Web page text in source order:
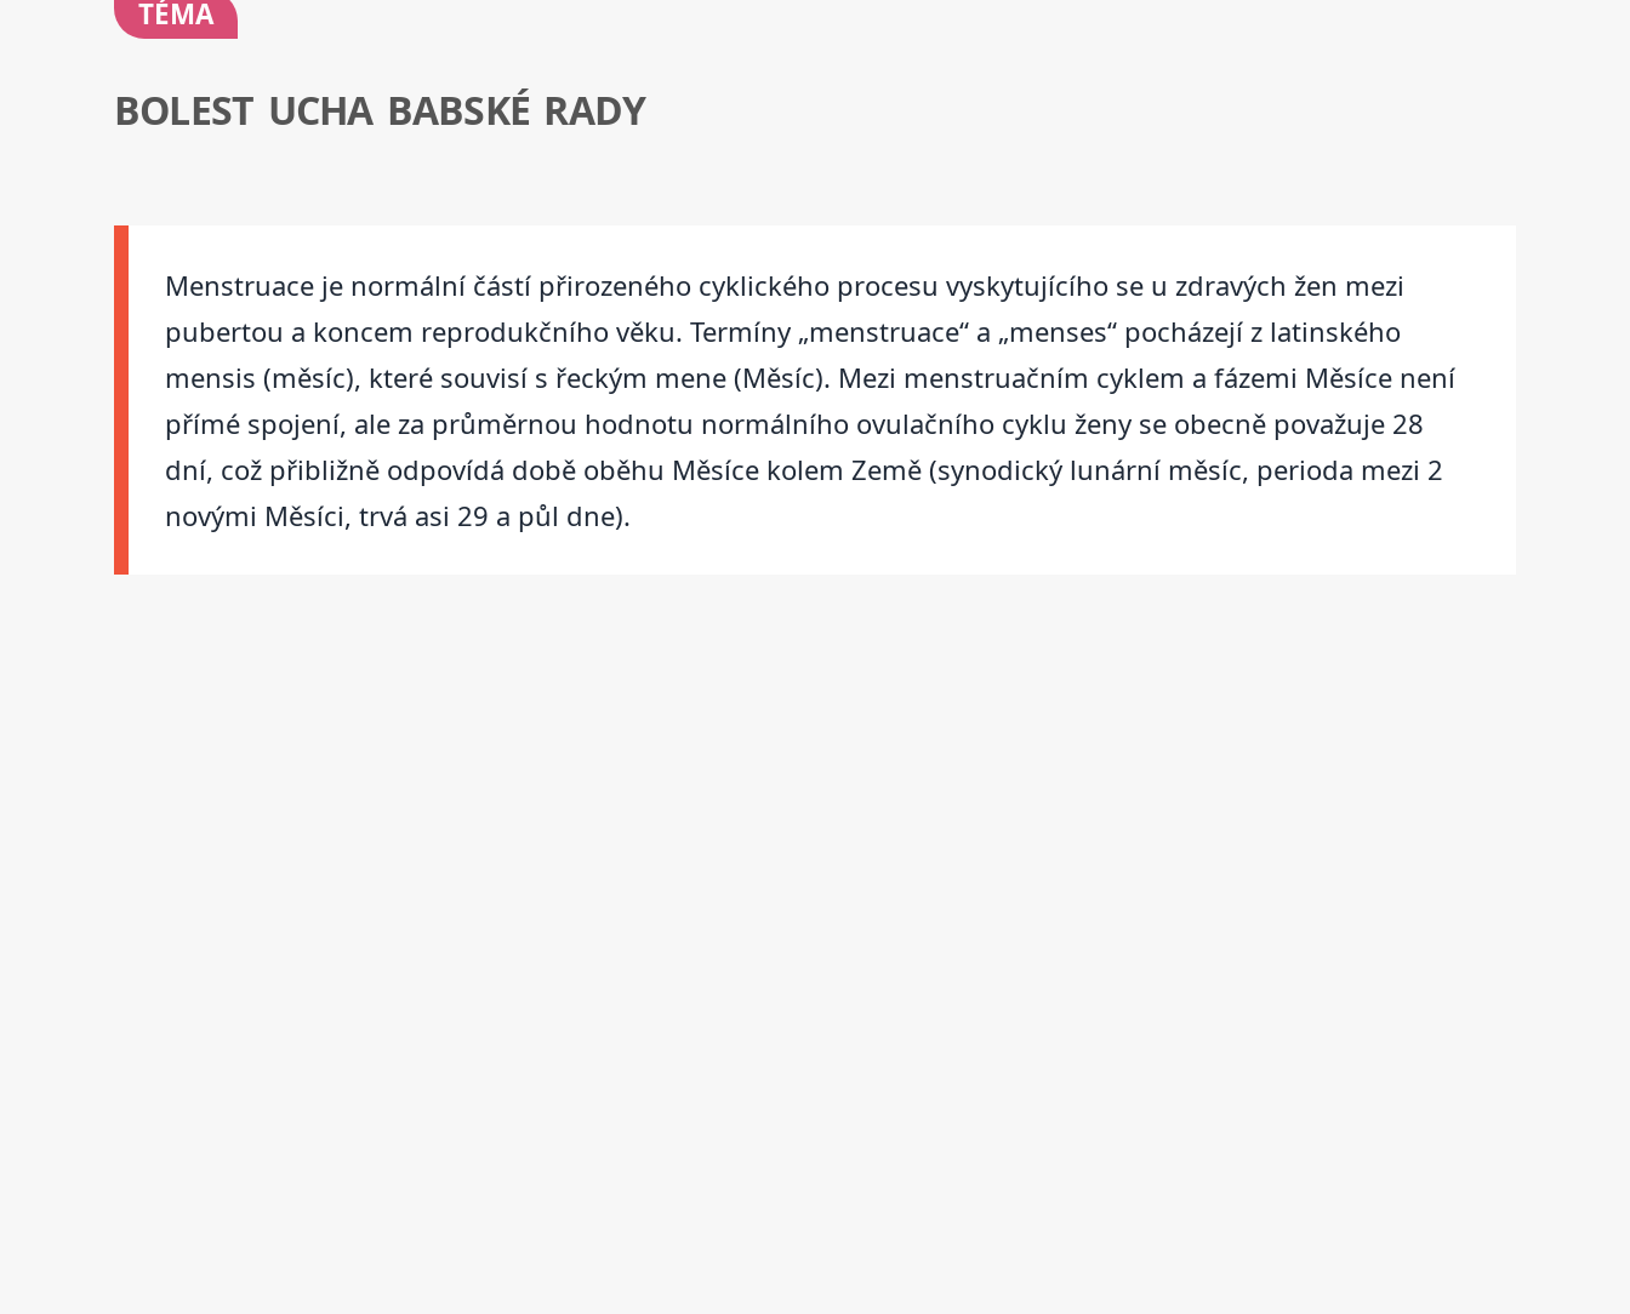
TÉMA
BOLEST UCHA BABSKÉ RADY
Menstruace je normální částí přirozeného cyklického procesu vyskytujícího se u zdravých žen mezi
pubertou a koncem reprodukčního věku. Termíny „menstruace“ a „menses“ pocházejí z latinského
mensis (měsíc), které souvisí s řeckým mene (Měsíc). Mezi menstruačním cyklem a fázemi Měsíce není
přímé spojení, ale za průměrnou hodnotu normálního ovulačního cyklu ženy se obecně považuje 28
dní, což přibližně odpovídá době oběhu Měsíce kolem Země (synodický lunární měsíc, perioda mezi 2
novými Měsíci, trvá asi 29 a půl dne).